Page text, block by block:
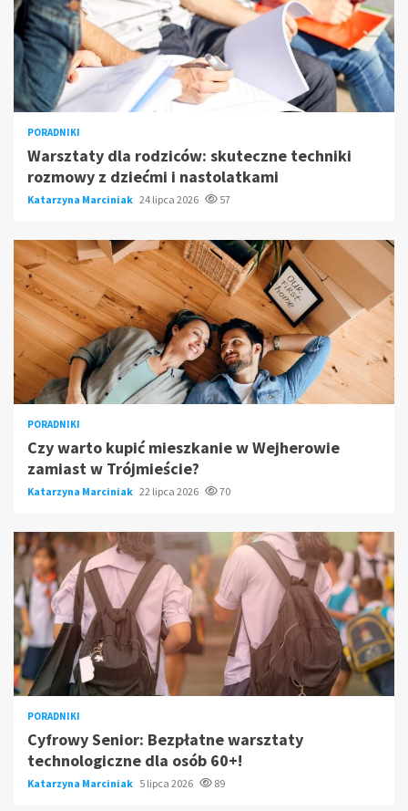
PORADNIKI
Warsztaty dla rodziców: skuteczne techniki
rozmowy z dziećmi i nastolatkami
Katarzyna Marciniak 24 lipca 2026 57
PORADNIKI
Czy warto kupić mieszkanie w Wejherowie
zamiast w Trójmieście?
Katarzyna Marciniak 22 lipca 2026 70
PORADNIKI
Cyfrowy Senior: Bezpłatne warsztaty
technologiczne dla osób 60+!
Katarzyna Marciniak 5 lipca 2026 89